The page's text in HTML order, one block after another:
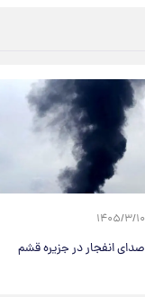
۱۴۰۵/۳/۱۰
صدای انفجار در جزیره قشم